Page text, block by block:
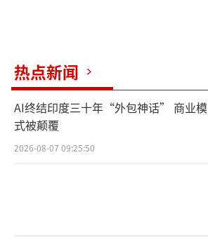
热点新闻
AI终结印度三十年“外包神话” 商业模
式被颠覆
2026-08-07 09:25:50